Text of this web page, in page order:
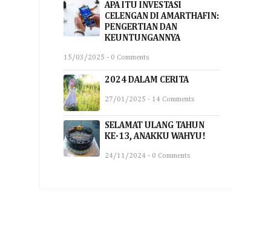
APA ITU INVESTASI
CELENGAN DI AMARTHAFIN:
PENGERTIAN DAN
KEUNTUNGANNYA
15/03/2025 - 0 Comments
2024 DALAM CERITA
27/01/2025 - 14 Comments
SELAMAT ULANG TAHUN
KE-13, ANAKKU WAHYU!
24/11/2024 - 0 Comments